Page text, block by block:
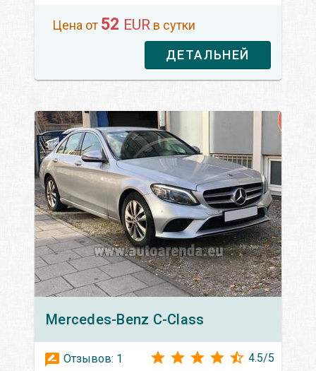
Цена от 52 EUR в сутки
ДЕТАЛЬНЕЙ
Mercedes-Benz C-Class
Отзывов: 1 4.5/5